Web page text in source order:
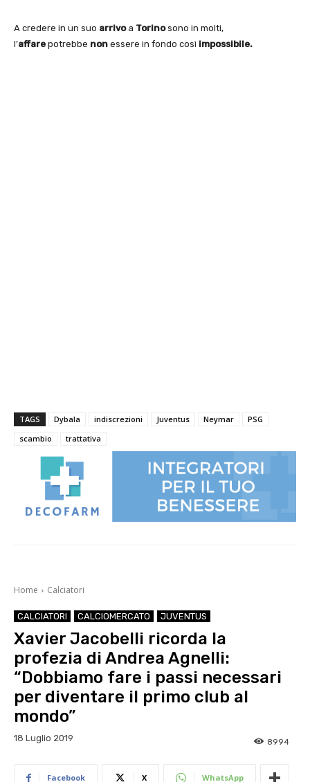
A credere in un suo arrivoa Torinosono in molti,
l’affare potrebbe non essere in fondo così impossibile.
TAGS Dybala indiscrezioni Juventus Neymar
PSG
scambio
trattativa